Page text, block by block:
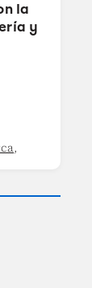
la
y
,